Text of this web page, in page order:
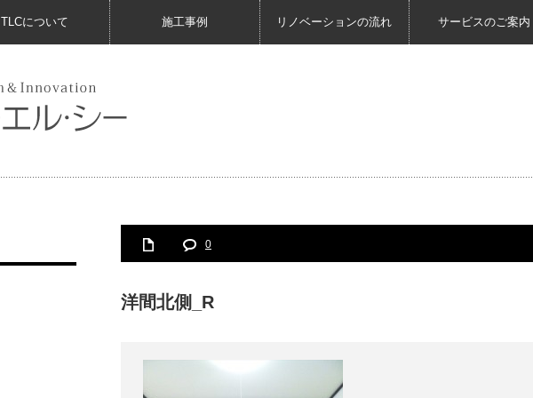
TLCについて 施工事例 リノベーションの流れ サービスのご案内
0
洋間北側_R